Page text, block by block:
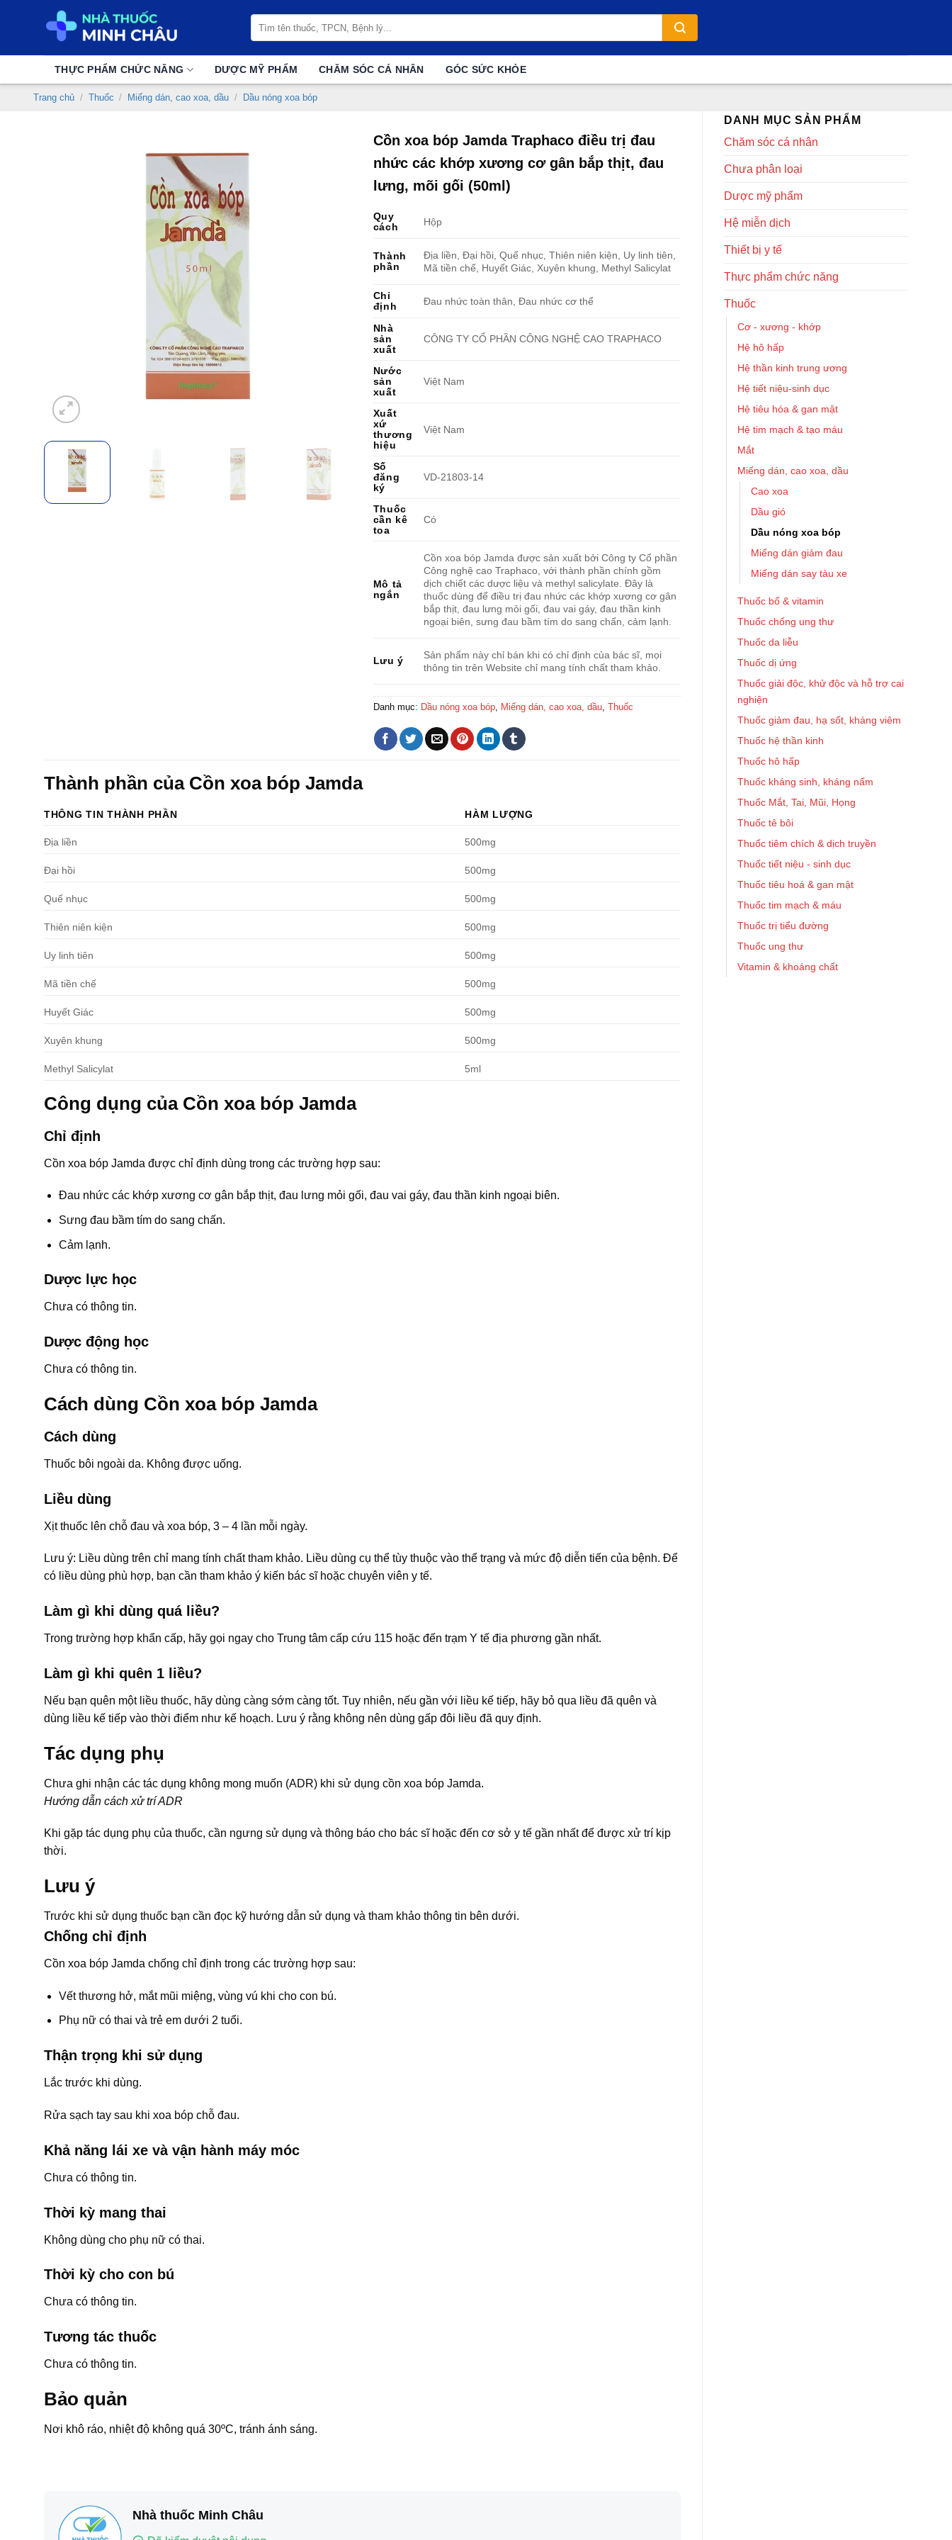
kiếm:
THỰC PHẨM CHỨC NĂNG DƯỢC MỸ PHẨM CHĂM SÓC CÁ NHÂN GÓC SỨC KHỎE
Trang chủ / Thuốc / Miếng dán, cao xoa, dầu / Dầu nóng xoa bóp
DANH MỤC SẢN PHẨM
Chăm sóc cá nhân
Chưa phân loại
Dược mỹ phẩm
Hệ miễn dịch
Thiết bị y tế
Thực phẩm chức năng
Thuốc
Cơ - xương - khớp
Hệ hô hấp
Hệ thần kinh trung ương
Hệ tiết niệu-sinh dục
Hệ tiêu hóa & gan mật
Hệ tim mạch & tạo máu
Mắt
Miếng dán, cao xoa, dầu
Cao xoa
Dầu gió
Dầu nóng xoa bóp
Miếng dán giảm đau
Miếng dán say tàu xe
Thuốc bổ & vitamin
Thuốc chống ung thư
Thuốc da liễu
Thuốc dị ứng
Thuốc giải độc, khử độc và hỗ trợ cai
nghiện
Thuốc giảm đau, hạ sốt, kháng viêm
Thuốc hệ thần kinh
Thuốc hô hấp
Thuốc kháng sinh, kháng nấm
Thuốc Mắt, Tai, Mũi, Họng
Thuốc tê bôi
Thuốc tiêm chích & dịch truyền
Thuốc tiết niệu - sinh dục
Thuốc tiêu hoá & gan mật
Thuốc tim mạch & máu
Thuốc trị tiểu đường
Thuốc ung thư
Vitamin & khoáng chất
Cồn xoa bóp Jamda Traphaco điều trị đau
nhức các khớp xương cơ gân bắp thịt, đau
lưng, mõi gối (50ml)
Quy
cách
Hộp
Thành
phần
Địa liền, Đại hồi, Quế nhục, Thiên niên kiện, Uy linh tiên,
Mã tiền chế, Huyết Giác, Xuyên khung, Methyl Salicylat
Chỉ
định
Đau nhức toàn thân, Đau nhức cơ thể
Nhà
sản
xuất
CÔNG TY CỔ PHẦN CÔNG NGHỆ CAO TRAPHACO
Nước
sản
xuất
Việt Nam
Xuất
xứ
thương
hiệu
Việt Nam
Số
đăng
ký
VD-21803-14
Thuốc
cần kê
toa
Có
Mô tả
ngắn
Cồn xoa bóp Jamda được sản xuất bởi Công ty Cổ phần
Công nghệ cao Traphaco, với thành phần chính gồm
dịch chiết các dược liệu và methyl salicylate. Đây là
thuốc dùng để điều trị đau nhức các khớp xương cơ gân
bắp thịt, đau lưng mỏi gối, đau vai gáy, đau thần kinh
ngoại biên, sưng đau bầm tím do sang chấn, cảm lạnh.
Lưu ý
Sản phẩm này chỉ bán khi có chỉ định của bác sĩ, mọi
thông tin trên Website chỉ mang tính chất tham khảo.
Danh mục: Dầu nóng xoa bóp, Miếng dán, cao xoa, dầu, Thuốc
Thành phần của Cồn xoa bóp Jamda
THÔNG TIN THÀNH PHẦN HÀM LƯỢNG
Địa liền 500mg
Đại hồi 500mg
Quế nhục 500mg
Thiên niên kiện 500mg
Uy linh tiên 500mg
Mã tiền chế 500mg
Huyết Giác 500mg
Xuyên khung 500mg
Methyl Salicylat 5ml
Công dụng của Cồn xoa bóp Jamda
Chỉ định
Cồn xoa bóp Jamda được chỉ định dùng trong các trường hợp sau:
Đau nhức các khớp xương cơ gân bắp thịt, đau lưng mỏi gối, đau vai gáy, đau thần kinh ngoại biên.
Sưng đau bầm tím do sang chấn.
Cảm lạnh.
Dược lực học
Chưa có thông tin.
Dược động học
Chưa có thông tin.
Cách dùng Cồn xoa bóp Jamda
Cách dùng
Thuốc bôi ngoài da. Không được uống.
Liều dùng
Xịt thuốc lên chỗ đau và xoa bóp, 3 – 4 lần mỗi ngày.
Lưu ý: Liều dùng trên chỉ mang tính chất tham khảo. Liều dùng cụ thể tùy thuộc vào thể trạng và mức độ diễn tiến của bệnh. Để
có liều dùng phù hợp, bạn cần tham khảo ý kiến bác sĩ hoặc chuyên viên y tế.
Làm gì khi dùng quá liều?
Trong trường hợp khẩn cấp, hãy gọi ngay cho Trung tâm cấp cứu 115 hoặc đến trạm Y tế địa phương gần nhất.
Làm gì khi quên 1 liều?
Nếu bạn quên một liều thuốc, hãy dùng càng sớm càng tốt. Tuy nhiên, nếu gần với liều kế tiếp, hãy bỏ qua liều đã quên và
dùng liều kế tiếp vào thời điểm như kế hoạch. Lưu ý rằng không nên dùng gấp đôi liều đã quy định.
Tác dụng phụ
Chưa ghi nhận các tác dụng không mong muốn (ADR) khi sử dụng cồn xoa bóp Jamda.
Hướng dẫn cách xử trí ADR
Khi gặp tác dụng phụ của thuốc, cần ngưng sử dụng và thông báo cho bác sĩ hoặc đến cơ sở y tế gần nhất để được xử trí kịp
thời.
Lưu ý
Trước khi sử dụng thuốc bạn cần đọc kỹ hướng dẫn sử dụng và tham khảo thông tin bên dưới.
Chống chỉ định
Cồn xoa bóp Jamda chống chỉ định trong các trường hợp sau:
Vết thương hở, mắt mũi miệng, vùng vú khi cho con bú.
Phụ nữ có thai và trẻ em dưới 2 tuổi.
Thận trọng khi sử dụng
Lắc trước khi dùng.
Rửa sạch tay sau khi xoa bóp chỗ đau.
Khả năng lái xe và vận hành máy móc
Chưa có thông tin.
Thời kỳ mang thai
Không dùng cho phụ nữ có thai.
Thời kỳ cho con bú
Chưa có thông tin.
Tương tác thuốc
Chưa có thông tin.
Bảo quản
Nơi khô ráo, nhiệt độ không quá 30ºC, tránh ánh sáng.
Nhà thuốc Minh Châu